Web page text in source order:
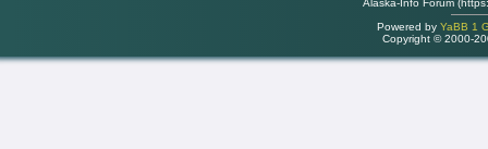
Powered by YaBB 1
Copyright © 2000-